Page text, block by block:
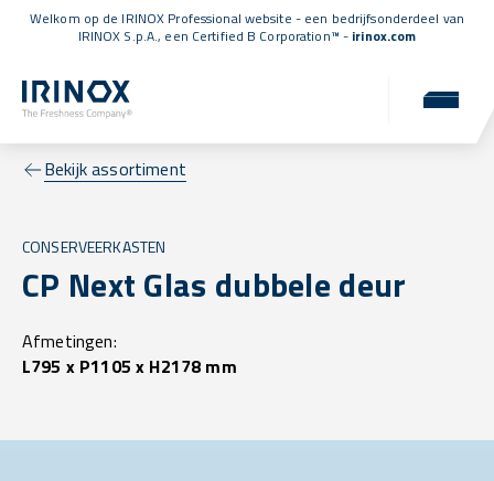
Welkom op de IRINOX Professional website - een bedrijfsonderdeel van
IRINOX S.p.A., een Certified B Corporation™ - irinox.com
Bekijk assortiment
CONSERVEERKASTEN
CP Next Glas dubbele deur
Afmetingen:
L795 x P1105 x H2178 mm